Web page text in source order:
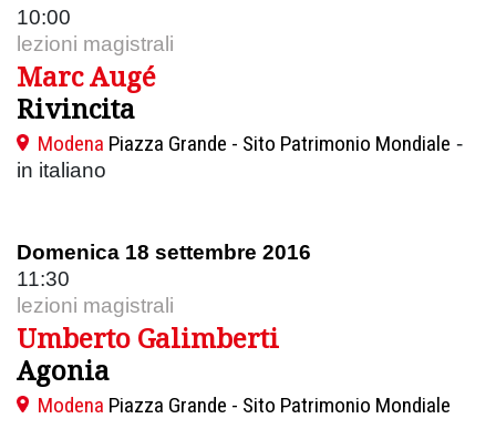
10:00
lezioni magistrali
Marc Augé
Rivincita
Modena Piazza Grande - Sito Patrimonio Mondiale -
in italiano
Domenica 18 settembre 2016
11:30
lezioni magistrali
Umberto Galimberti
Agonia
Modena Piazza Grande - Sito Patrimonio Mondiale